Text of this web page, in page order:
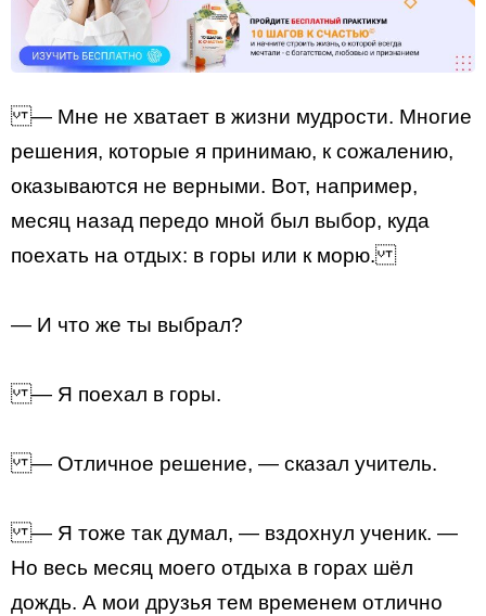
— Мне не хватает в жизни мудрости. Многие
решения, которые я принимаю, к сожалению,
оказываются не верными. Вот, например,
месяц назад передо мной был выбор, куда
поехать на отдых: в горы или к морю.
— И что же ты выбрал?
— Я поехал в горы.
— Отличное решение, — сказал учитель.
— Я тоже так думал, — вздохнул ученик. —
Но весь месяц моего отдыха в горах шёл
дождь. А мои друзья тем временем отлично